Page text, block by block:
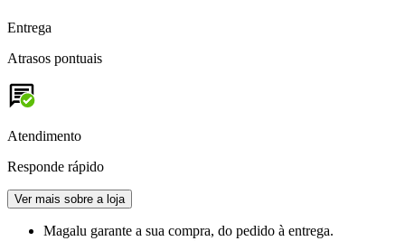
Entrega
Atrasos pontuais
Atendimento
Responde rápido
Ver mais sobre a loja
Magalu garante a sua compra, do pedido à entrega.